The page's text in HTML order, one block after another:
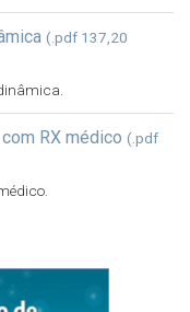
(.pdf 137,20
RX médico (.pdf